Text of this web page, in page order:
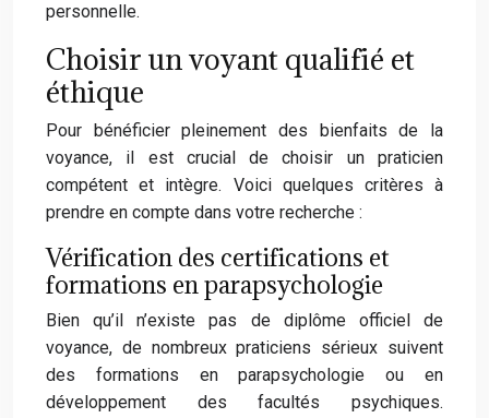
personnelle.
Choisir un voyant qualifié et
éthique
Pour bénéficier pleinement des bienfaits de la
voyance, il est crucial de choisir un praticien
compétent et intègre. Voici quelques critères à
prendre en compte dans votre recherche :
Vérification des certifications et
formations en parapsychologie
Bien qu’il n’existe pas de diplôme officiel de
voyance, de nombreux praticiens sérieux suivent
des formations en parapsychologie ou en
développement des facultés psychiques.